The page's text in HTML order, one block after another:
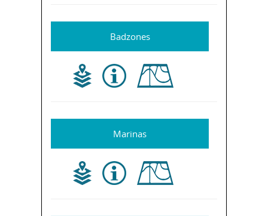
Badzones
Marinas